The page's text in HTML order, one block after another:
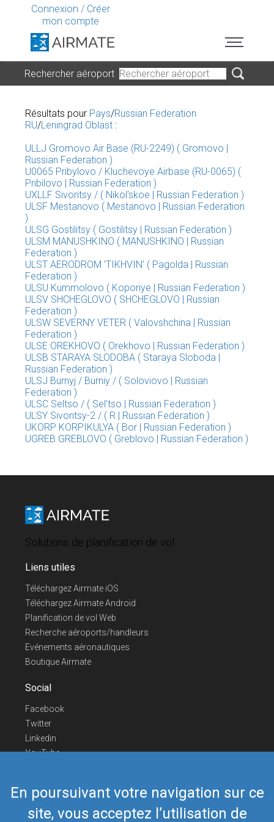
Connexion / Créer
mon compte
En poursuivant votre navigation sur ce
site, vous acceptez l’utilisation de
Rechercher aéroport
Résultats pour Pays/Russian Federation
RU/Leningrad Oblast :
ULLJ Gromovo Air Base (RU-2249) ( Gromovo |
Russian Federation )
U0065 Pribylovo / Kluchevoye Airbase (RU-0065) (
Pribilovo | Russian Federation )
UXLLF Sivoritsy / ( Nikol'skoe | Russian Federation )
ULSF Mestanovo ( Mestanovo | Russian Federation
)
ULSG Gostilitsy ( Gostilitsy | Russian Federation )
ULSM MANUSHKINO ( MANUSHKINO | Russian
Federation )
ULST AERODROM 'TIKHVIN' ( Pagolda | Russian
Federation )
ULSU Kummolovo ( Koporiye | Russian Federation )
ULSV SHCHEGLOVO ( SHCHEGLOVO | Russian
Federation )
ULSW SEVERNY VETER ( Valovshchina | Russian
Federation )
ULSE OREKHOVO ( Orekhovo | Russian Federation )
ULSB STARAYA SLODOBA ( Staraya Sloboda |
Russian Federation )
ULSJ Burnyj / Burniy / ( Soloviovo | Russian
Federation )
ULSC Seltso / ( Sel'tso | Russian Federation )
ULSY Sivoritsy-2 / ( R | Russian Federation )
UKORP KORPIKULYA ( Bor | Russian Federation )
UGREB GREBLOVO ( Greblovo | Russian Federation )
Solutions de planification de vol
Liens utiles
Téléchargez Airmate iOS
Téléchargez Airmate Android
Planification de vol Web
Recherche aéroports/handleurs
Evénements aéronautiques
Boutique Airmate
Social
Facebook
Twitter
Linkedin
YouTube
Nous contacter
Téléphone Europe+352 26441835